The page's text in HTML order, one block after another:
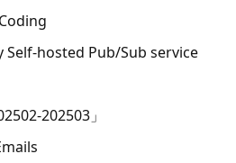
Self-hosted Pub/Sub service
202503」